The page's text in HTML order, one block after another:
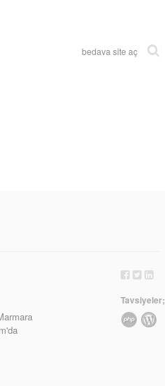
bedava site aç
Tavsiyeler;